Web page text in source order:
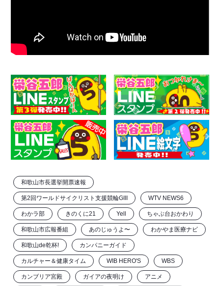
和歌山市長選挙開票速報
第2回ワールドサイクリスト支援競輪GIII WTV NEWS6
わかラ部 きのくに21 Yell ちゃぶ台おかわり
和歌山市広報番組 あのじゅうよ〜 わかやま医療ナビ
和歌山de乾杯! カンパニーガイド
カルチャー＆健康タイム WIB HERO'S WBS
カンブリア宮殿 ガイアの夜明け アニメ